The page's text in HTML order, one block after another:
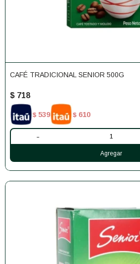
CAFÉ TRADICIONAL SENIOR 500G
$ 718
$ 539 $ 610
-